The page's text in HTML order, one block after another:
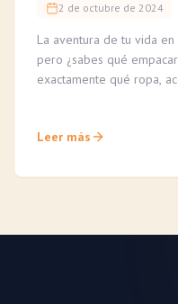
2 de octubre de 2024
La aventura de tu vida
pero ¿sabes qué
exactamente qué ropa,
Leer más